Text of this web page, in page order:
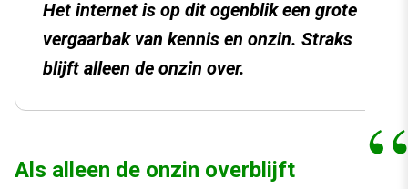
Het internet is op dit ogenblik een grote
vergaarbak van kennis en onzin. Straks
blijft alleen de onzin over.
Als alleen de onzin overblijft